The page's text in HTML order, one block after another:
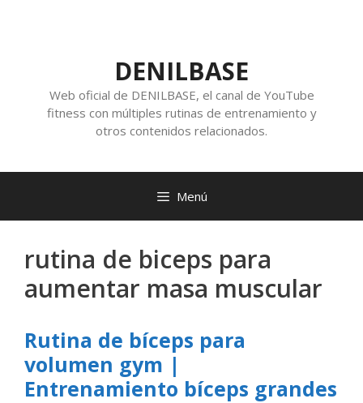
DENILBASE
Web oficial de DENILBASE, el canal de YouTube
fitness con múltiples rutinas de entrenamiento y
otros contenidos relacionados.
Menú
rutina de biceps para
aumentar masa muscular
Rutina de bíceps para
volumen gym |
Entrenamiento bíceps grandes